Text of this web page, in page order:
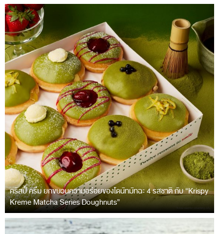
คริสปี้ ครีม ยกขบวนความอร่อยของโดนัทมัทฉะ 4 รสชาติ กับ “Krispy
Kreme Matcha Series Doughnuts”